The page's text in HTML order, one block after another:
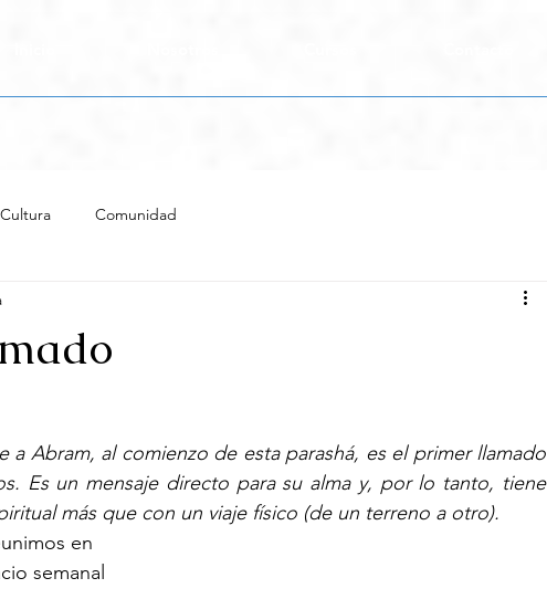
Cultura Comunidad
a Abram, al comienzo de esta parashá, es el primer llamado
Es un mensaje directo para su alma y, por lo tanto, tiene
más que con un viaje físico (de un terreno a otro).
en
semanal